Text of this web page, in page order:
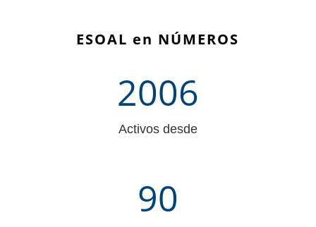
ESOAL en NÚMEROS
2006
Activos desde
90